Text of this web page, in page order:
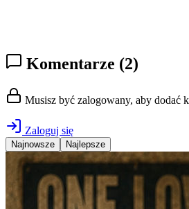
Komentarze (2)
Musisz być zalogowany, aby dodać
Zaloguj się
Najnowsze Najlepsze